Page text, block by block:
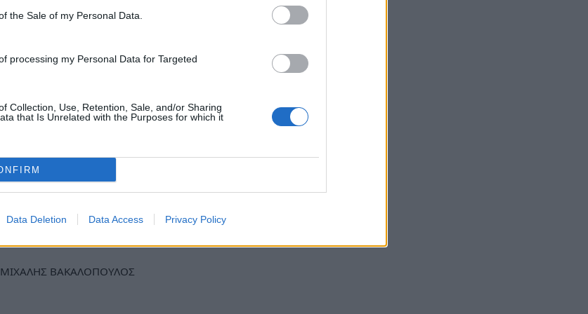
the Sale of my Personal Data.
processing my Personal Data for Targeted
Collection, Use, Retention, Sale, and/or Sharing
that Is Unrelated with the Purposes for which it
Data Deletion Data Access Privacy Policy
πρώτοι όλες τις ειδήσεις
ΜΙΧΑΛΗΣ ΒΑΚΑΛΟΠΟΥΛΟΣ